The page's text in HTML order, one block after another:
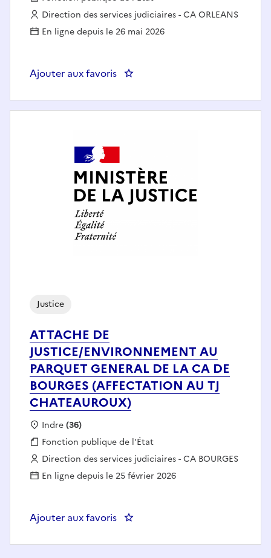
Employeur :
Direction des services judiciaires - CA ORLEANS
En ligne depuis le 26 mai 2026
Ajouter aux favoris : ATTACHE DE JUSTICE -
ATTACHE DE
JUSTICE/ENVIRONNEMENT AU
PARQUET GENERAL DE LA CA DE
BOURGES (AFFECTATION AU TJ
CHATEAUROUX)
Justice
Localisation :
Indre(36)
Fonction publique :
Fonction publique de l'État
Employeur :
Direction des services judiciaires - CA BOURGES
En ligne depuis le 25 février 2026
Ajouter aux favoris : ATTACHE DE JUSTICE/